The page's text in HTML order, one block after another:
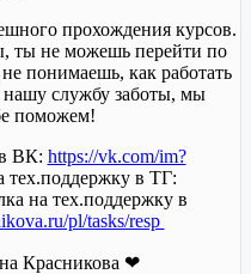
прохождения курсов.
ты не можешь перейти по
понимаешь, как работать
службу заботы, мы
поможем!
ВК: https://vk.com/im?
тех.поддержку в ТГ:
на тех.поддержку в
pl/tasks/resp
Красникова ❤